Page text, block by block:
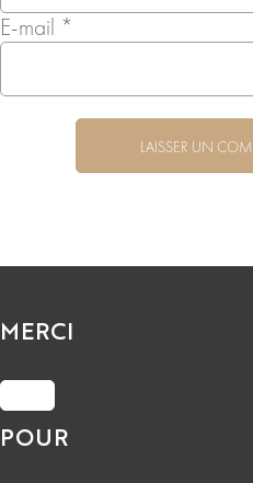
E-mail *
MERCI
POUR